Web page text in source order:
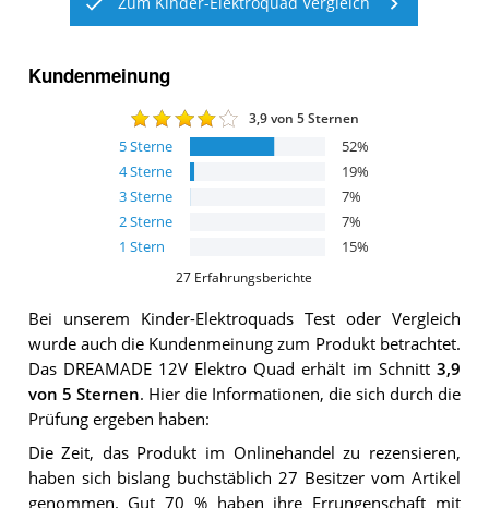
Kundenmeinung
3,9von 5 Sternen
5Sterne 52%
4Sterne 19%
3Sterne 7%
2Sterne 7%
1 Stern 15%
27 Erfahrungsberichte
Bei unserem Kinder-ElektroquadsTest oder Vergleich
wurde auch die Kundenmeinung zum Produkt betrachtet.
Das DREAMADE 12V Elektro Quad erhält im Schnitt 3,9
von 5 Sternen. Hier die Informationen, die sich durch die
Prüfung ergeben haben:
Die Zeit, das Produkt im Onlinehandel zu rezensieren,
haben sich bislang buchstäblich 27 Besitzer vom Artikel
genommen. Gut 70 % haben ihre Errungenschaft mit